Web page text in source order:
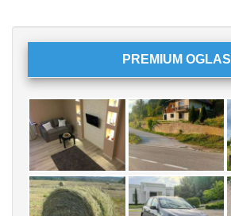
PREMIUM OGLASI